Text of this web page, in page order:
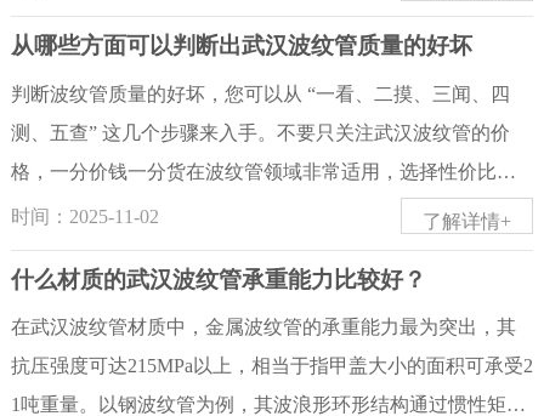
据客户实际使用场景、安装环境、工程标准，提供尺寸定
制、参数定制、功能定制的专属波纹管产品。同时主动申请
结构专利、工艺专...
的必要条件之一。通过固溶处理或退火处理等热处理工艺，
可以显著降低材料内部的残余应力，从而釜底抽薪，极大提
升波纹管抗应力腐蚀开裂的能力。对于埋地或水下使用的波
纹管，还可以采用电化学保护。通过牺牲阳极或外加电流的
方式，使波纹管整体成为阴极，从而抑制电化学腐蚀的发
生。如果工况环境腐蚀性极强且无法改变，直接优化选材是
更彻底的解决办法，例如将普通304/316不锈钢更换为更耐氯
离子的双相不锈钢或铁素体不锈钢。总而言之，波纹管的防...
范围如下：1.大外径系列：常用厚度：6mm至8mm典型场景：
DN400管道：壁厚约6mm，适用于市政道路排水、农田灌溉
等中等压力场景。DN500管道：壁厚约8mm，用于高速公路
排水、铁路沿线排水等对承载能力要求较高的工程。2.小外径
系列：常用厚度：26mm至30mm典型场景：DN400管道：壁
厚约26mm，适用于地下排水、渗水管道等需要高环刚度的场
景。DN500管道：壁厚约30mm，用于机场跑道排水、大型工
业园区排污等高压系统。二、按环刚度等级分类的常用厚度
及场景根据国家标准（如GB/T 19472.1-2004），HDPE双壁波
纹管按环刚度分为SN2、SN4、SN8三个等级，其壁厚与承载
能力直接相关：1.SN2级：壁厚-较薄（具体数值因直径而异，
从哪些方面可以判断出武汉波纹管质量的好坏
判断波纹管质量的好坏，您可以从 “一看、二摸、三闻、四
测、五查” 这几个步骤来入手。不要只关注武汉波纹管的价
格，一分价钱一分货在波纹管领域非常适用，选择性价比高
的产品，才能确保工程质量和长期使用的安全可靠。一、 看
外观与结构1.颜色与光泽：高质量：原料纯净的波纹管（如H
DPE）颜色均匀，呈原生料本身的颜色（通常为黑色，也有
其他颜色），表面有自然的光泽感。低质量：颜色发灰、发
暗、不均匀，或有过多的杂色斑点。这通常意味着使用了大
量回收料、再生料或杂质。2.管壁与波纹：高质量：管壁厚度
了解详情+
时间：2025-11-02
什么材质的武汉波纹管承重能力比较好？
在武汉波纹管材质中，金属波纹管的承重能力最为突出，其
抗压强度可达215MPa以上，相当于指甲盖大小的面积可承受2
1吨重量。以钢波纹管为例，其波浪形环形结构通过惯性矩提